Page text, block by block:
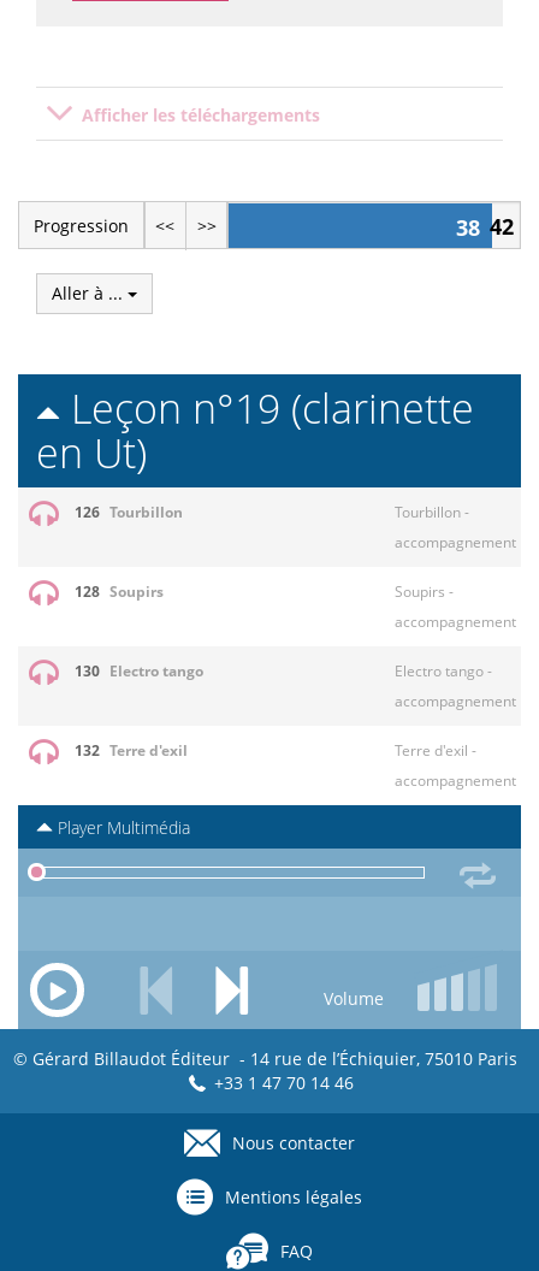
Afficher les téléchargements
Progression << >> 38 42
Aller à ...
Leçon n°19 (clarinette
en Ut)
126 Tourbillon
Tourbillon -
accompagnement
128 Soupirs
Soupirs -
accompagnement
130 Electro tango
Electro tango -
accompagnement
132 Terre d'exil
Terre d'exil -
accompagnement
Player Multimédia
Volume
© Gérard Billaudot Éditeur - 14 rue de l’Échiquier, 75010 Paris
+33 1 47 70 14 46
Nous contacter
Mentions légales
FAQ